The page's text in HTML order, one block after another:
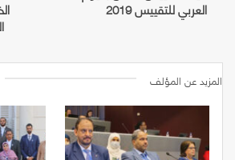
العربي للتقييس 2019
المزيد عن المؤلف